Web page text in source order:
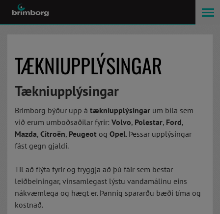
TÆKNIUPPLÝSINGAR
Tækniupplýsingar
Brimborg býður upp á tækniupplýsingar um bíla sem
við erum umboðsaðilar fyrir: Volvo, Polestar, Ford,
Mazda, Citroën, Peugeot og Opel. Þessar upplýsingar
fást gegn gjaldi.
Til að flýta fyrir og tryggja að þú fáir sem bestar
leiðbeiningar, vinsamlegast lýstu vandamálinu eins
nákvæmlega og hægt er. Þannig spararðu bæði tíma og
kostnað.